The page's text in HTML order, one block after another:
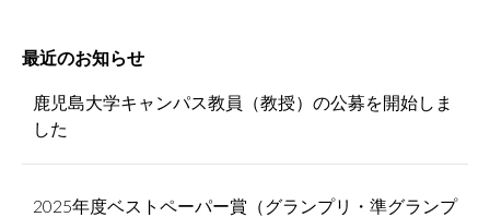
最近のお知らせ
鹿児島大学キャンパス教員（教授）の公募を開始しま
した
2025年度ベストペーパー賞（グランプリ・準グランプ